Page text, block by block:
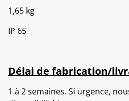
1,65 kg
IP 65
Délai de fabrication/
1 à 2 semaines. Si urgence,